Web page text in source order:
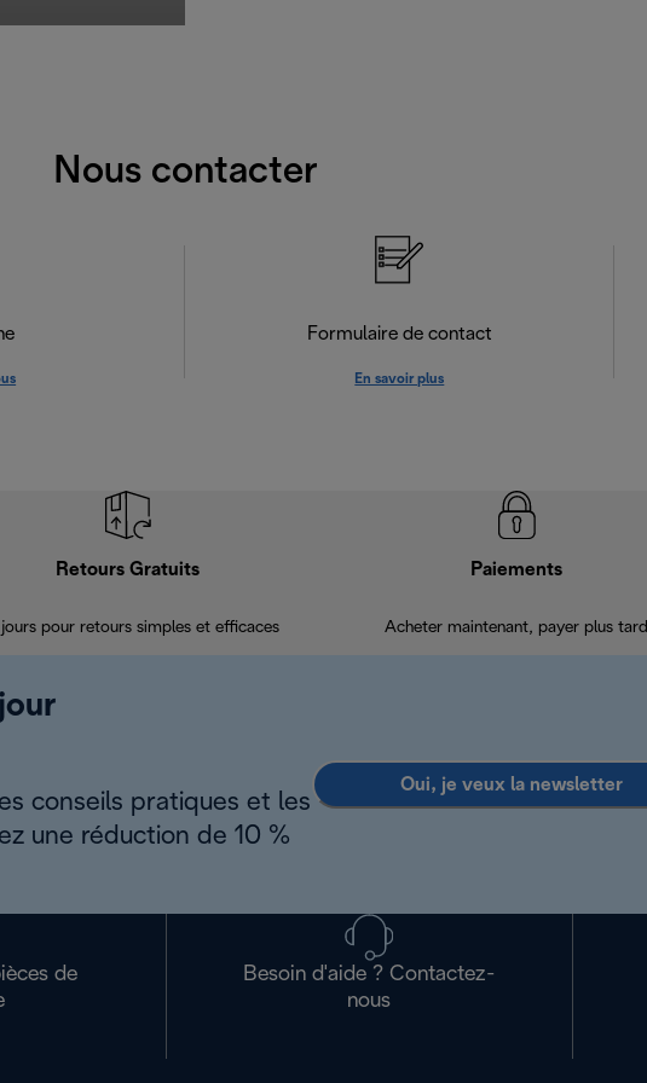
Nous contacter
Formulaire de contact
En savoir plus
Retours Gratuits
pour retours simples et efficaces
Paiements
Acheter maintenant, payer plus tard
conseils pratiques et les
une réduction de 10 %
Oui, je veux la newsletter
de
Besoin d'aide ? Contactez-
nous